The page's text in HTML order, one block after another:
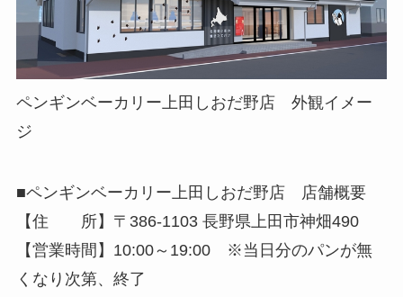
ペンギンベーカリー上田しおだ野店 外観イメー
ジ
■ペンギンベーカリー上田しおだ野店 店舗概要
【住 所】〒386-1103 長野県上田市神畑490
【営業時間】10:00～19:00 ※当日分のパンが無
くなり次第、終了